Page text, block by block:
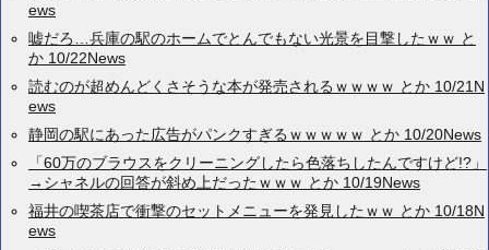
ews
嘘だろ…兵庫の駅のホームでとんでもない光景を目撃したｗｗ と
か 10/22News
読むのが超めんどくさそうな本が発売されるｗｗｗｗ とか 10/21N
ews
静岡の駅にあった広告がパンクすぎるｗｗｗｗｗ とか 10/20News
「60万のブラウスをクリーニングしたら色落ちしたんですけど!?」
→シャネルの回答が斜め上だったｗｗｗ とか 10/19News
福井の喫茶店で衝撃のセットメニューを発見したｗｗ とか 10/18N
ews